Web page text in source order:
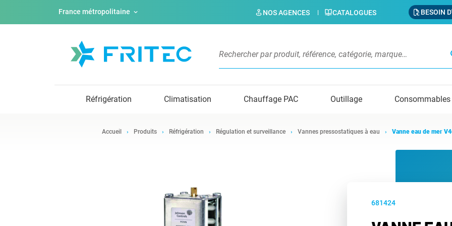
France métropolitaine NOS AGENCES CATALOGUES BESOIN
Réfrigération Climatisation Chauffage PAC Outillage Consommables
Accueil Produits Réfrigération Régulation et surveillance Vannes pressostatiques à eau Vanne eau de mer
681424